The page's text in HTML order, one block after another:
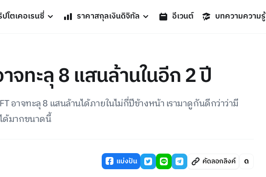
โตเคอเรนซี่ ราคาสกุลเงินดิจิทัล อีเวนต์ บทความความรู้
จทะลุ 8 แสนล้านในอีก 2 ปี
อาจทะลุ 8 แสนล้านได้ภายในไม่กี่ปีข้างหน้า เรามาดูกันดีกว่าว่ามี
ด้มากขนาดนี้
แบ่งปัน คัดลอกลิงค์